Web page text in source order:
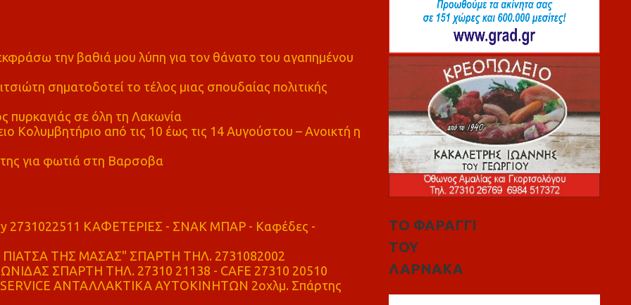
την βαθιά μου λύπη για τον θάνατο του αγαπημένου
σηματοδοτεί το τέλος μιας σπουδαίας πολιτικής
πυρκαγιάς σε όλη τη Λακωνία
Κολυμβητήριο από τις 10 έως τις 14 Αυγούστου – Ανοικτή η
για φωτιά στη Βαρσοβα
2731022511 ΚΑΦΕΤΕΡΙΕΣ - ΣΝΑΚ ΜΠΑΡ - Καφέδες -
ΤΗΣ ΜΑΣΑΣ" ΣΠΑΡΤΗ ΤΗΛ. 2731082002
ΣΠΑΡΤΗ ΤΗΛ. 27310 21138 - CAFE 27310 20510
ΑΝΤΑΛΛΑΚΤΙΚΑ ΑΥΤΟΚΙΝΗΤΩΝ 2οχλμ. Σπάρτης
ΤΟ ΦΑΡΑΓΓΙ
ΤΟΥ
ΛΑΡΝΑΚΑ